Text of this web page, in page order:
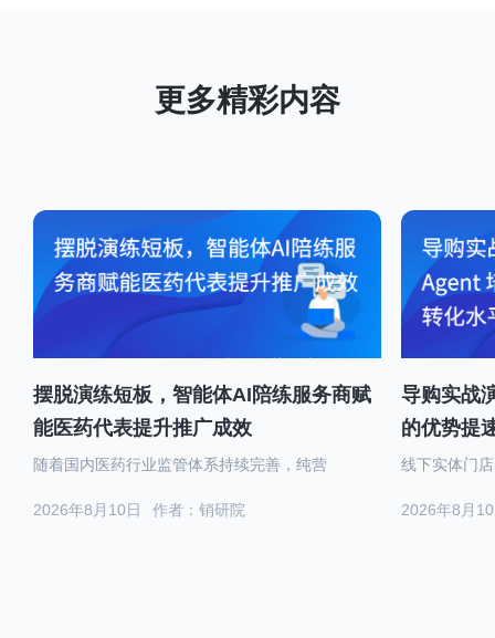
摆脱演练短板，智能体AI陪练服务商赋
能医药代表提升推广成效
作者：销研院
2026年8月10日
随着国内医药行业监管体系持续完善，纯营
导购实战
的优势提
2026年8月
线下实体门